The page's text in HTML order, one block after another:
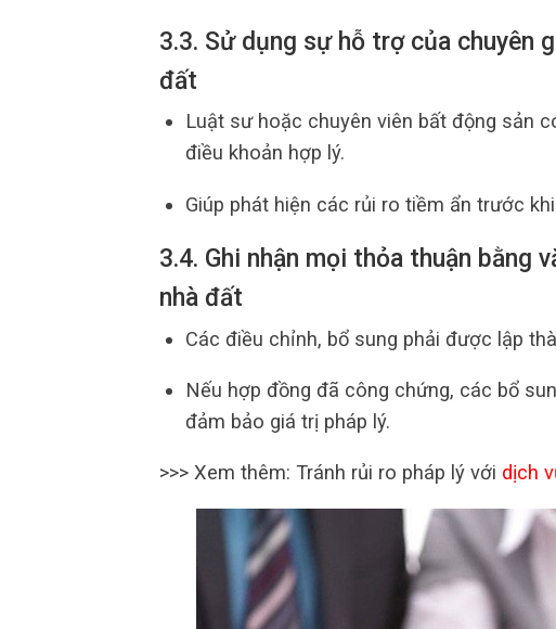
3.3. Sử dụng sự hỗ trợ của chuyên
đất
Luật sư hoặc chuyên viên bất động sản
điều khoản hợp lý.
Giúp phát hiện các rủi ro tiềm ẩn trước
3.4. Ghi nhận mọi thỏa thuận bằng
nhà đất
Các điều chỉnh, bổ sung phải được lập
Nếu hợp đồng đã công chứng, các bổ
đảm bảo giá trị pháp lý.
>>> Xem thêm: Tránh rủi ro pháp lý với dịch